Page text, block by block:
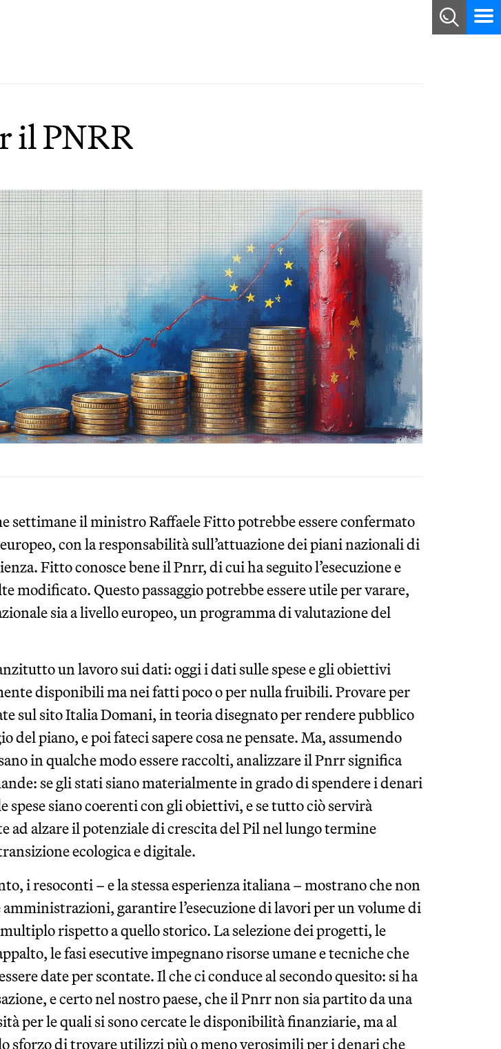
il PNRR
settimane il ministro Raffaele Fitto potrebbe essere confermato
con la responsabilità sull’attuazione dei piani nazionali di
Fitto conosce bene il Pnrr, di cui ha seguito l’esecuzione e
modificato. Questo passaggio potrebbe essere utile per varare,
sia a livello europeo, un programma di valutazione del
un lavoro sui dati: oggi i dati sulle spese e gli obiettivi
disponibili ma nei fatti poco o per nulla fruibili. Provare per
sul sito Italia Domani, in teoria disegnato per rendere pubblico
del piano, e poi fateci sapere cosa ne pensate. Ma, assumendo
in qualche modo essere raccolti, analizzare il Pnrr significa
se gli stati siano materialmente in grado di spendere i denari
spese siano coerenti con gli obiettivi, e se tutto ciò servirà
ad alzare il potenziale di crescita del Pil nel lungo termine
ecologica e digitale.
i resoconti – e la stessa esperienza italiana – mostrano che non
amministrazioni, garantire l’esecuzione di lavori per un volume di
rispetto a quello storico. La selezione dei progetti, le
le fasi esecutive impegnano risorse umane e tecniche che
date per scontate. Il che ci conduce al secondo quesito: si ha
e certo nel nostro paese, che il Pnrr non sia partito da una
per le quali si sono cercate le disponibilità finanziarie, ma al
sforzo di trovare utilizzi più o meno verosimili per i denari che